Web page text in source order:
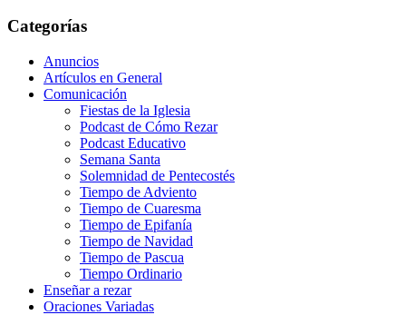
Categorías
Anuncios
Artículos en General
Comunicación
Fiestas de la Iglesia
Podcast de Cómo Rezar
Podcast Educativo
Semana Santa
Solemnidad de Pentecostés
Tiempo de Adviento
Tiempo de Cuaresma
Tiempo de Epifanía
Tiempo de Navidad
Tiempo de Pascua
Tiempo Ordinario
Enseñar a rezar
Oraciones Variadas